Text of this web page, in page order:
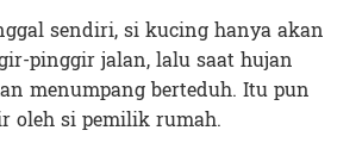
sendiri, si kucing hanya akan
pinggir jalan, lalu saat hujan
menumpang berteduh. Itu pun
oleh si pemilik rumah.